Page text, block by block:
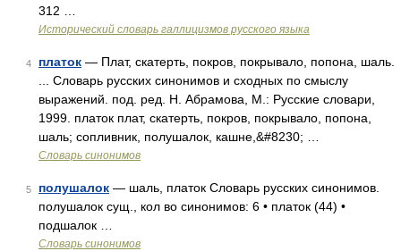
312 …
Исторический словарь галлицизмов русского языка
4 платок — Плат, скатерть, покров, покрывало, попона, шаль.
... Словарь русских синонимов и сходных по смыслу
выражений. под. ред. Н. Абрамова, М.: Русские словари,
1999. платок плат, скатерть, покров, покрывало, попона,
шаль; сопливник, полушалок, кашне,&#8230; …
Словарь синонимов
5 полушалок — шаль, платок Словарь русских синонимов.
полушалок сущ., кол во синонимов: 6 • платок (44) •
подшалок …
Словарь синонимов